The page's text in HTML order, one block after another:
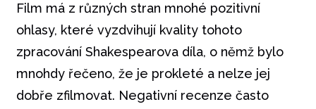
Film má z různých stran mnohé pozitivní
ohlasy, které vyzdvihují kvality tohoto
zpracování Shakespearova díla, o němž bylo
mnohdy řečeno, že je prokleté a nelze jej
dobře zfilmovat. Negativní recenze často